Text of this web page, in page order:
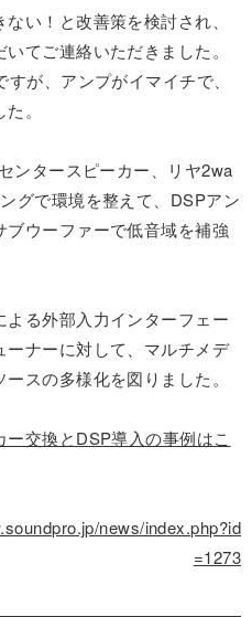
い！と改善策を検討され、
てご連絡いただきました。
が、アンプがイマイチで、
。
ンタースピーカー、リヤ2wa
グで環境を整えて、DSPアン
ウーファーで低音域を補強
る外部入力インターフェー
ーナーに対して、マルチメデ
スの多様化を図りました。
交換とDSP導入の事例はこ
news/index.php?id
=1273